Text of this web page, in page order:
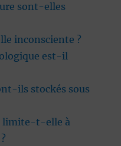
sont-elles
inconsciente ?
est-il
ils stockés sous
limite-t-elle à